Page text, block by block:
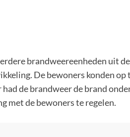
brandweereenheden uit
De bewoners konden op
de brandweer de brand
met de bewoners te regelen.